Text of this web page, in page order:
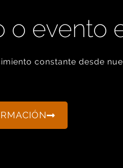
o evento
constante desde